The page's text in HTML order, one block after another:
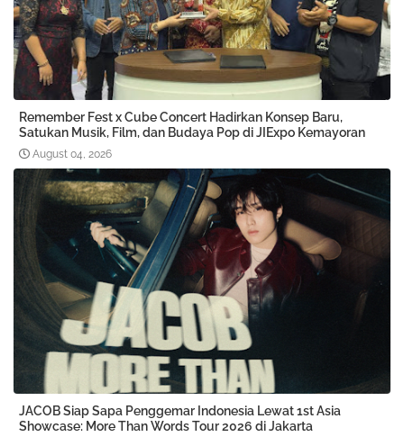
Remember Fest x Cube Concert Hadirkan Konsep Baru,
Satukan Musik, Film, dan Budaya Pop di JIExpo Kemayoran
August 04, 2026
JACOB Siap Sapa Penggemar Indonesia Lewat 1st Asia
Showcase: More Than Words Tour 2026 di Jakarta